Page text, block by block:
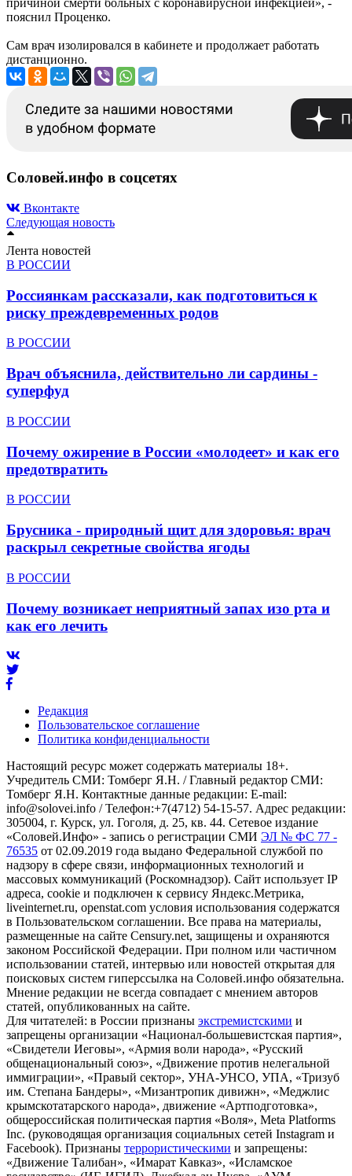
пояснил Проценко.
Сам врач изолировался в кабинете и продолжает работать
дистанционно.
Соловей.инфо в соцсетях
Вконтакте
Следующая новость
Лента новостей
В РОССИИ
Россиянкам рассказали, как подготовиться к
риску преждевременных родов
В РОССИИ
Врач объяснила, действительно ли сардины -
суперфуд
В РОССИИ
Почему ожирение в России «молодеет» и как его
предотвратить
В РОССИИ
Брусника - природный щит для здоровья: врач
раскрыл секретные свойства ягоды
В РОССИИ
Почему возникает неприятный запах изо рта и
как его лечить
Редакция
Пользовательское соглашение
Политика конфиденциальности
Настоящий ресурс может содержать материалы 18+.
Учредитель СМИ: Томберг Я.Н. / Главный редактор СМИ:
Томберг Я.Н. Контактные данные редакции: E-mail:
info@solovei.info / Телефон:+7(4712) 54-15-57. Адрес редакции:
305004, г. Курск, ул. Гоголя, д. 25, кв. 44. Сетевое издание
«Соловей.Инфо» - запись о регистрации СМИ ЭЛ № ФС 77 -
76535 от 02.09.2019 года выдано Федеральной службой по
надзору в сфере связи, информационных технологий и
массовых коммуникаций (Роскомнадзор). Сайт использует IP
адреса, cookie и подключен к сервису Яндекс.Метрика,
liveinternet.ru, openstat.com условия использования содержатся
в Пользовательском соглашении. Все права на материалы,
размещенные на сайте Censury.net, защищены и охраняются
законом Российской Федерации. При полном или частичном
использовании статей, интервью или новостей открытая для
поисковых систем гиперссылка на Соловей.инфо обязательна.
Мнение редакции не всегда совпадает с мнением авторов
статей, опубликованных на сайте.
Для читателей: в России признаны экстремистскими и
запрещены организации «Национал-большевистская партия»,
«Свидетели Иеговы», «Армия воли народа», «Русский
общенациональный союз», «Движение против нелегальной
иммиграции», «Правый сектор», УНА-УНСО, УПА, «Тризуб
им. Степана Бандеры», «Мизантропик дивижн», «Меджлис
крымскотатарского народа», движение «Артподготовка»,
общероссийская политическая партия «Воля», Meta Platforms
Inc. (руководящая организация социальных сетей Instagram и
Facebook). Признаны террористическими и запрещены:
«Движение Талибан», «Имарат Кавказ», «Исламское